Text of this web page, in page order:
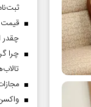
ثبت‌نام
چقدر
چرا